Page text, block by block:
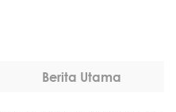
Berita Utama